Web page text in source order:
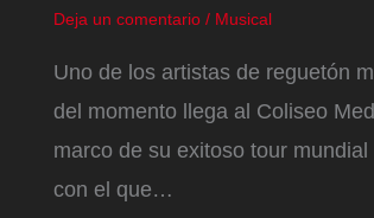
Deja un comentario / Musical
Uno de los artistas de reguetón
del momento llega al Coliseo
marco de su exitoso tour
con el que…